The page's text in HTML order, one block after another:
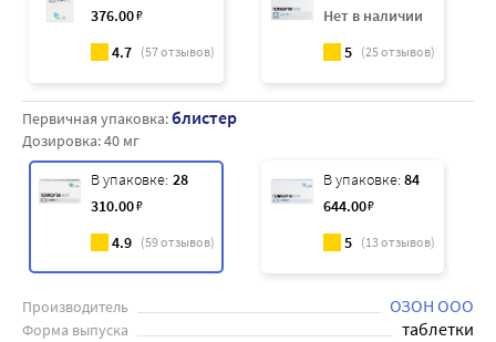
376.00₽
4.7 (57отзывов)
Нет в наличии
5
(25отзывов)
Первичная упаковка:блистер
Дозировка:40 мг
В упаковке: 28
310.00₽
4.9 (59отзывов)
В упаковке: 84
644.00₽
5 (13отзывов)
Производитель ОЗОН ООО
Форма выпуска таблетки